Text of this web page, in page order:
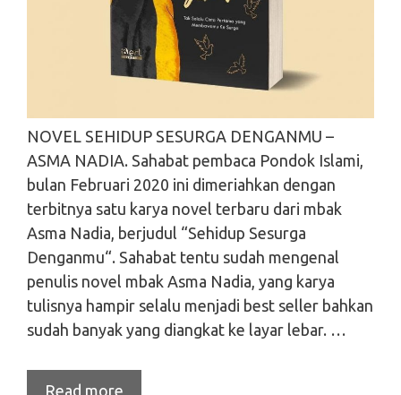
NOVEL SEHIDUP SESURGA DENGANMU –
ASMA NADIA. Sahabat pembaca Pondok Islami,
bulan Februari 2020 ini dimeriahkan dengan
terbitnya satu karya novel terbaru dari mbak
Asma Nadia, berjudul “Sehidup Sesurga
Denganmu“. Sahabat tentu sudah mengenal
penulis novel mbak Asma Nadia, yang karya
tulisnya hampir selalu menjadi best seller bahkan
sudah banyak yang diangkat ke layar lebar. …
Read more